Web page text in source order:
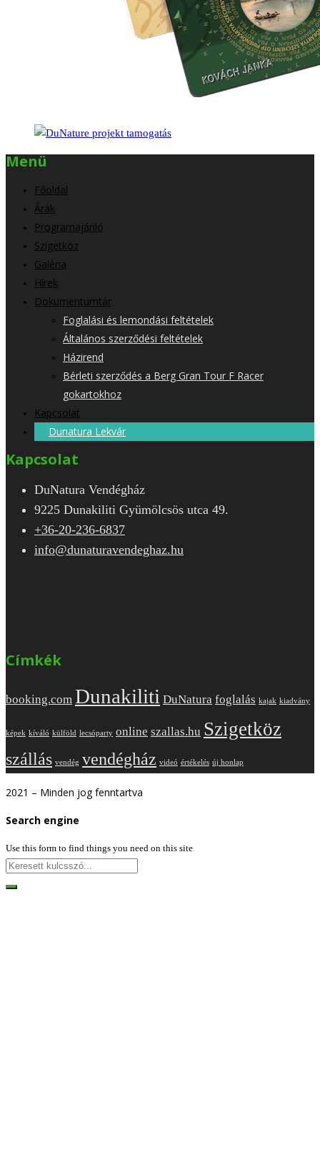
Menü
Főoldal
Árak
Programajánló
Szigetköz
Galéria
Hírek
Dokumentumtár
Foglalási és lemondási feltételek
Általános szerződési feltételek
Házirend
Bérleti szerződés a Berg Gran Tour F Racer
gokartokhoz
Kapcsolat
Dunatura Lekvár
Kapcsolat
DuNatura Vendégház
9225 Dunakiliti Gyümölcsös utca 49.
+36-20-236-6837
info@dunaturavendeghaz.hu
Címkék
booking.com Dunakiliti DuNatura foglalás kajak kiadvány
képek kíváló külföld lecsóparty online szallas.hu Szigetköz
szállás vendég vendégház videó értékelés új honlap
2021 – Minden jog fenntartva
Search engine
Use this form to find things you need on this site